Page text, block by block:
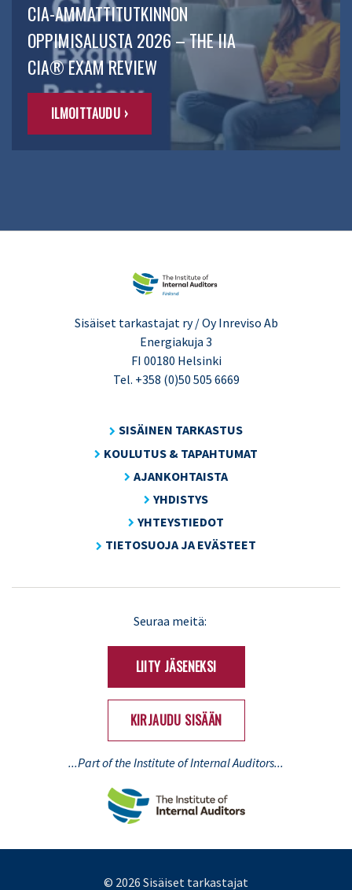
CIA-AMMATTITUTKINNON
OPPIMISALUSTA 2026 – THE IIA
CIA® EXAM REVIEW
ILMOITTAUDU ›
Sisäiset tarkastajat ry / Oy Inreviso Ab
Energiakuja 3
FI 00180 Helsinki
Tel. +358 (0)50 505 6669
SISÄINEN TARKASTUS
KOULUTUS & TAPAHTUMAT
AJANKOHTAISTA
YHDISTYS
YHTEYSTIEDOT
TIETOSUOJA JA EVÄSTEET
Seuraa meitä:
LIITY JÄSENEKSI
KIRJAUDU SISÄÄN
...Part of the Institute of Internal Auditors...
© 2026 Sisäiset tarkastajat